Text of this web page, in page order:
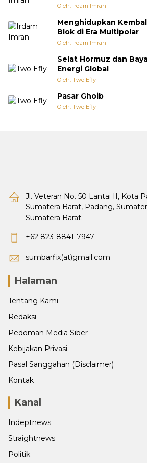
Oleh: Irdam Imran
Menghidupkan
Blok di Era Multipolar
Oleh: Irdam Imran
Selat Hormuz dan
Energi Global
Oleh: Two Efly
Pasar Ghoib
Oleh: Two Efly
Jl. Veteran No. 50 Lantai II, Kota
Sumatera Barat, Padang,
Sumatera Barat.
+62 823-8841-7947
sumbarfix(at)gmail.com
Halaman
Tentang Kami
Redaksi
Pedoman Media Siber
Kebijakan Privasi
Pasal Sanggahan (Disclaimer)
Kontak
Kanal
Indeptnews
Straightnews
Politik